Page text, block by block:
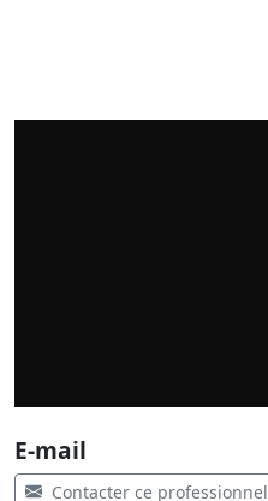
E-mail
Contacter ce professionnel